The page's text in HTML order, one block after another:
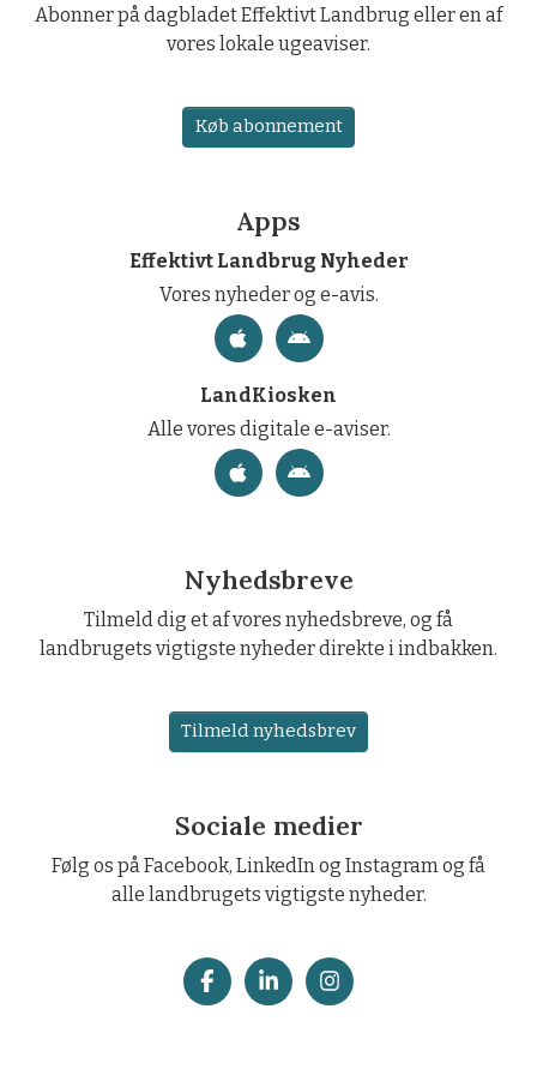
Abonner på dagbladet Effektivt Landbrug eller en af
vores lokale ugeaviser.
Køb abonnement
Apps
Effektivt Landbrug Nyheder
Vores nyheder og e-avis.
LandKiosken
Alle vores digitale e-aviser.
Nyhedsbreve
Tilmeld dig et af vores nyhedsbreve, og få
landbrugets vigtigste nyheder direkte i indbakken.
Tilmeld nyhedsbrev
Sociale medier
Følg os på Facebook, LinkedIn og Instagram og få
alle landbrugets vigtigste nyheder.